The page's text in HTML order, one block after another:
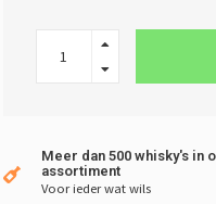
Meer dan 500 whisky's in
assortiment
Voor ieder wat wils